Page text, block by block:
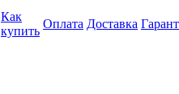
Как
купить
Оплата Доставка